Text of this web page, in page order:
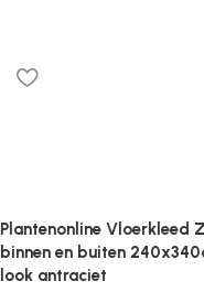
Vloerkleed ZIZUR